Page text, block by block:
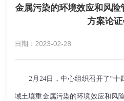
金属污染的环境效应和风险
方案论
日期：2023-02-28
2月24日，中心组织召开了“十
域土壤重金属污染的环境效应和风